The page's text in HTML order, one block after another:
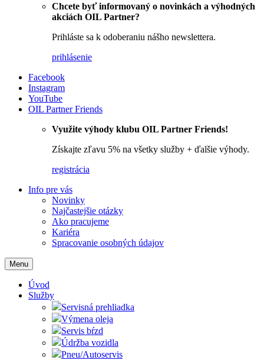
Chcete byť informovaný o novinkách a výhodných
akciách OIL Partner?
Prihláste sa k odoberaniu nášho newslettera.
prihlásenie
Facebook
Instagram
YouTube
OIL Partner Friends
Využite výhody klubu OIL Partner Friends!
Získajte zľavu 5% na všetky služby + ďalšie výhody.
registrácia
Info pre vás
Novinky
Najčastejšie otázky
Ako pracujeme
Kariéra
Spracovanie osobných údajov
Menu
Úvod
Služby
Servisná prehliadka
Výmena oleja
Servis bŕzd
Údržba vozidla
Pneu/Autoservis